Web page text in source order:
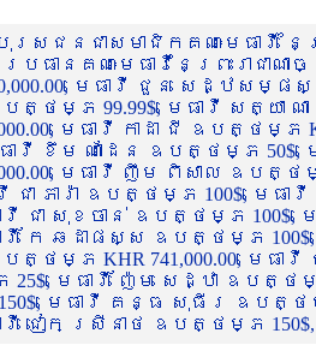
ជនជាសមាជិកគណៈមេធាវី
ប្រធានគណៈមេធាវីនៃព្រះរា
មេធាវី ជួន សេដ្ឋស
ថម្ភ 99.99$, មេធាវី សត្យា ណ
មេធាវី កាដា ជី ឧបត្ថម្ភ
ាវី ខឹម ណាដែន ឧបត្ថម្ភ 50$,
មេធាវី ញឹម ពិសាល ឧបត្ថ
ជា ភារ៉ា ឧបត្ថម្ភ 100$, មេ
វី ជា សុខចាន់ ឧបត្ថម្ភ
វី កែ ឆដាផស្ស ឧបត្ថម្ភ
បត្ថម្ភ KHR 741,000.00, មេ
មេធាវី ញ៉ែម សេដ្ឋា ឧបត្ថ
មេធាវី គន្ធ សុធីរ ឧបត្ថម្ភ
វី ជៀក ស្រីនាថ ឧបត្ថម្ភ 150$,